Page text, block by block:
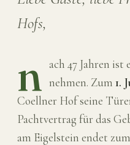
Hofs,
n ach 47 Jahren ist
nehmen. Zum 1.
Coellner Hof seine
Pachtvertrag für das
am Eigelstein endet zum